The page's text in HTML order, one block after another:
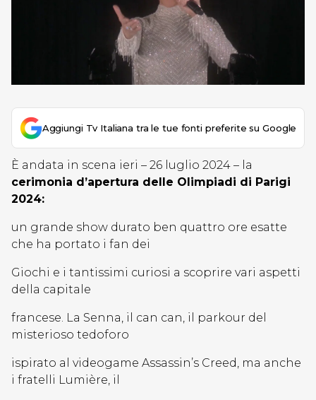
Aggiungi Tv Italiana tra le tue fonti preferite su Google
È andata in scena ieri – 26 luglio 2024 – la
cerimonia d’apertura delle Olimpiadi di Parigi
2024:
un grande show durato ben quattro ore esatte
che ha portato i fan dei
Giochi e i tantissimi curiosi a scoprire vari aspetti
della capitale
francese. La Senna, il can can, il parkour del
misterioso tedoforo
ispirato al videogame Assassin’s Creed, ma anche
i fratelli Lumière, il